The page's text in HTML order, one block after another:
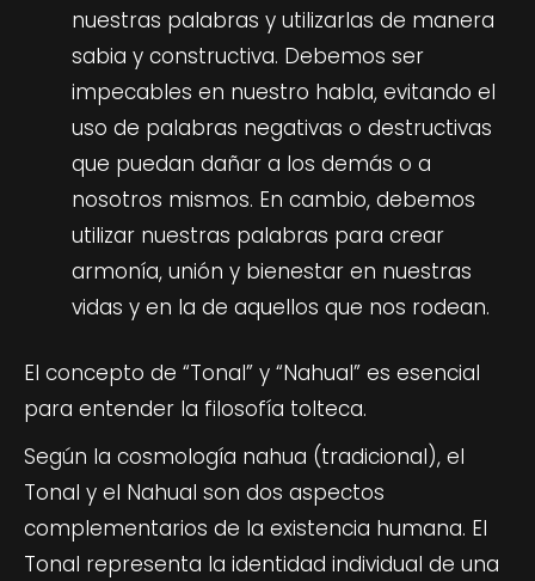
nuestras palabras y utilizarlas de manera
sabia y constructiva. Debemos ser
impecables en nuestro habla, evitando el
uso de palabras negativas o destructivas
que puedan dañar a los demás o a
nosotros mismos. En cambio, debemos
utilizar nuestras palabras para crear
armonía, unión y bienestar en nuestras
vidas y en la de aquellos que nos rodean.
El concepto de “Tonal” y “Nahual” es esencial
para entender la filosofía tolteca.
Según la cosmología nahua (tradicional), el
Tonal y el Nahual son dos aspectos
complementarios de la existencia humana. El
Tonal representa la identidad individual de una